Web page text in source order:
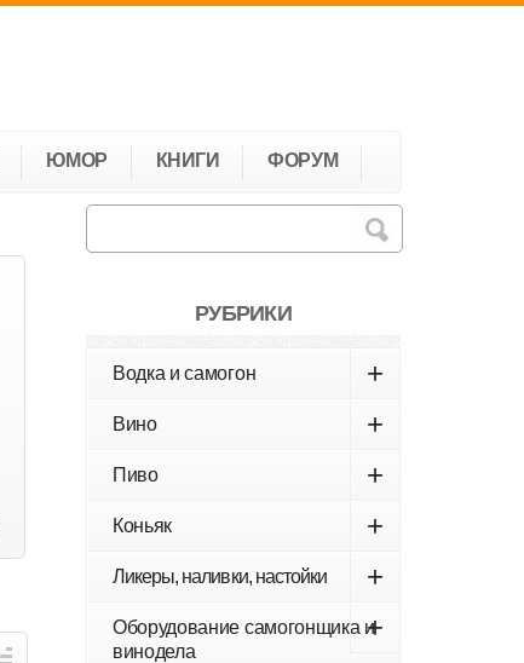
ЮМОР КНИГИ ФОРУМ
РУБРИКИ
Водка и самогон +
Вино +
Пиво +
Коньяк +
Ликеры, наливки, настойки +
Оборудование самогонщика и
винодела
+